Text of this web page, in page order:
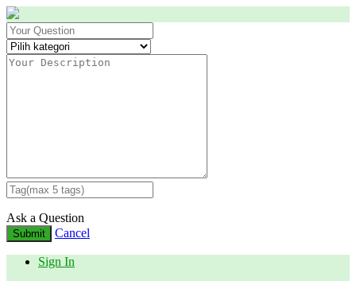
Ask a Question
Submit Cancel
Sign In